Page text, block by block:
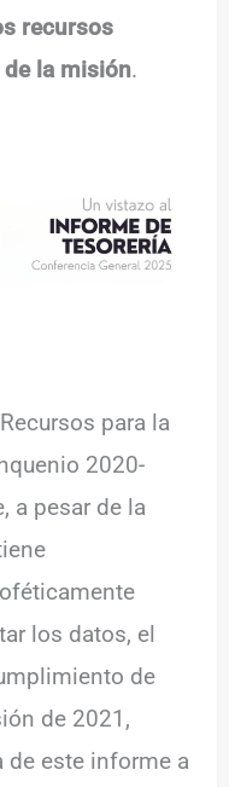
recursos
la misión.
para la
2020-
a pesar de la
los datos, el
de
de 2021,
de este informe a